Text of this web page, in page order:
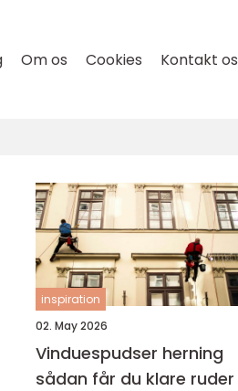
Om os Cookies Kontakt os
inspiration
02. May 2026
Vinduespudser herning
sådan får du klare ruder